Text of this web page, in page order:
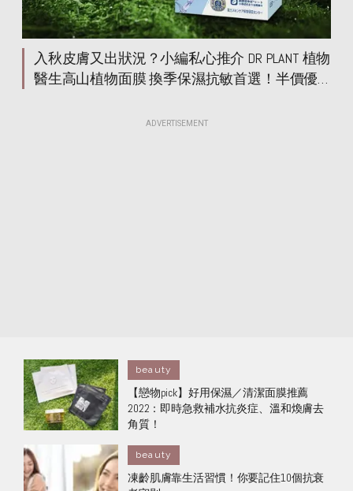
入秋皮膚又出狀況？小編私心推介 DR PLANT 植物
醫生高山植物面膜 換季保濕抗敏首選！半價優
ADVERTISEMENT
beauty
【戀物pick】好用保濕／清潔面膜推薦
2022：即時急救補水抗炎症、溫和煥膚去
角質！
beauty
凍齡肌膚靠生活習慣！你要記住10個抗衰